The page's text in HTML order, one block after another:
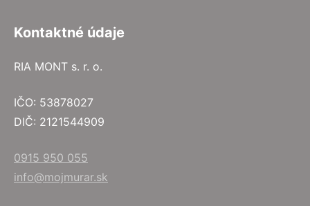
Kontaktné údaje
RIA MONT s. r. o.
IČO: 53878027
DIČ: 2121544909
0915 950 055
info@mojmurar.sk